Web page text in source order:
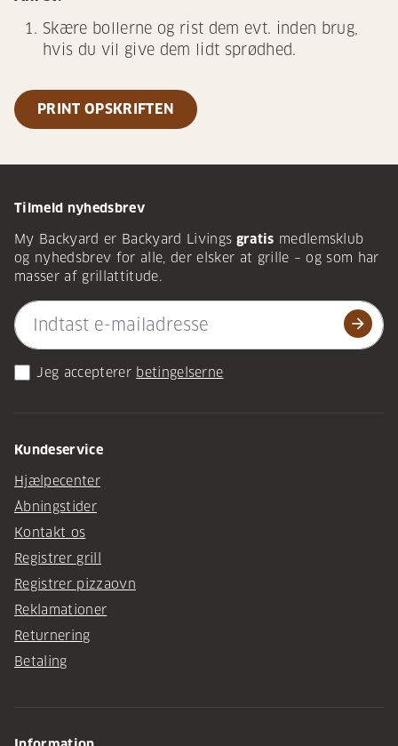
Skære bollerne og rist dem evt. inden brug,
hvis du vil give dem lidt sprødhed.
PRINT OPSKRIFTEN
Tilmeld nyhedsbrev
My Backyard er Backyard Livings gratis medlemsklub
og nyhedsbrev for alle, der elsker at grille – og som har
masser af grillattitude.
arrow_forward
Jeg accepterer betingelserne
Kundeservice
Hjælpecenter
Åbningstider
Kontakt os
Registrer grill
Registrer pizzaovn
Reklamationer
Returnering
Betaling